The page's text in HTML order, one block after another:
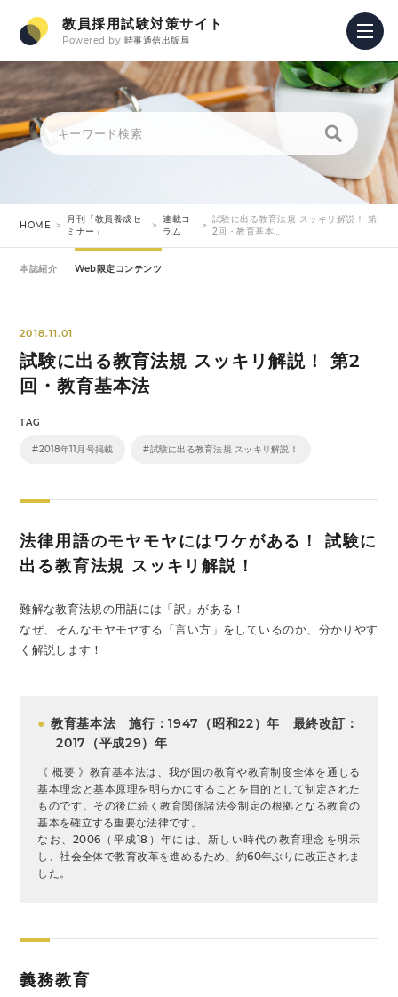
教員採用試験対策サイト
Powered by 時事通信出版局
HOME
月刊「教員養成セ
ミナー」
連載コ
ラム
試験に出る教育法規 スッキリ解説！ 第
2回・教育基本…
本誌紹介 Web限定コンテンツ
2018.11.01
試験に出る教育法規 スッキリ解説！ 第2
回・教育基本法
TAG
#2018年11月号掲載 #試験に出る教育法規 スッキリ解説！
法律用語のモヤモヤにはワケがある！ 試験に
出る教育法規 スッキリ解説！
難解な教育法規の用語には「訳」がある！
なぜ、そんなモヤモヤする「言い方」をしているのか、分かりやす
く解説します！
● 教育基本法 施行：1947（昭和22）年 最終改訂：
2017（平成29）年
《 概要 》教育基本法は、我が国の教育や教育制度全体を通じる
基本理念と基本原理を明らかにすることを目的として制定された
ものです。その後に続く教育関係諸法令制定の根拠となる教育の
基本を確立する重要な法律です。
なお、2006（平成18）年には、新しい時代の教育理念を明示
し、社会全体で教育改革を進めるため、約60年ぶりに改正されま
した。
義務教育